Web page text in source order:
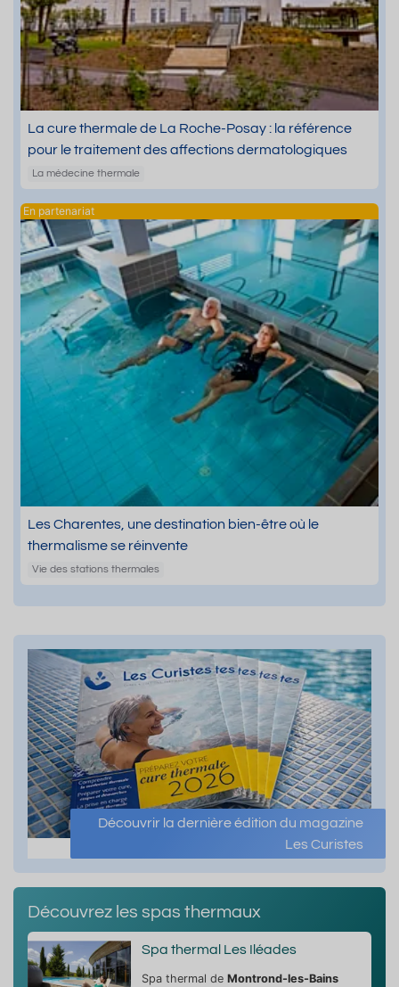
La cure thermale de La Roche-Posay : la référence
pour le traitement des affections dermatologiques
La médecine thermale
Les Charentes, une destination bien-être où le
thermalisme se réinvente
Vie des stations thermales
Découvrir la dernière édition du magazine
Les Curistes
Découvrez les spas thermaux
Spa thermal Les Iléades
Spa thermal de Montrond-les-Bains